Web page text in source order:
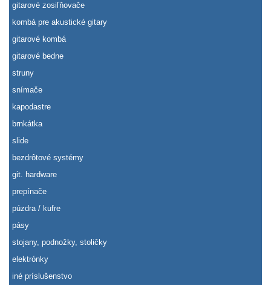
gitarové zosiľňovače
kombá pre akustické gitary
gitarové kombá
gitarové bedne
struny
snímače
kapodastre
brnkátka
slide
bezdrôtové systémy
git. hardware
prepínače
púzdra / kufre
pásy
stojany, podnožky, stoličky
elektrónky
iné príslušenstvo